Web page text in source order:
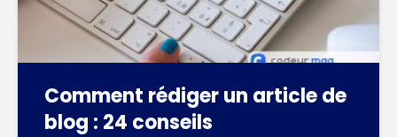
Comment rédiger un article de
blog : 24 conseils